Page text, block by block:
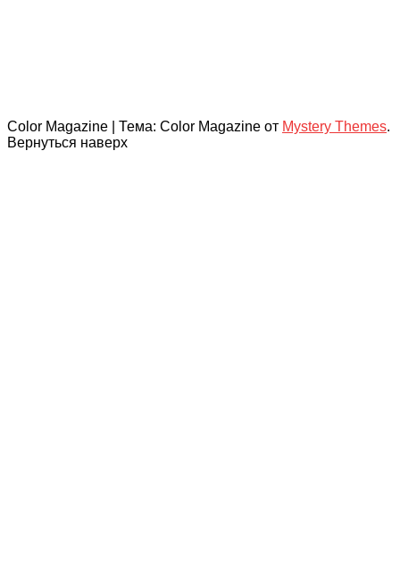
Color Magazine Тема: Color Magazine от Mystery Themes.
Вернуться наверх